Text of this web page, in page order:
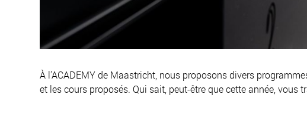
À l'ACADEMY de Maastricht, nous proposons divers
et les cours proposés. Qui sait, peut-être que cette année, vous